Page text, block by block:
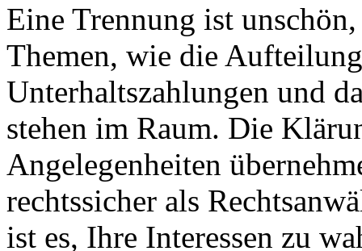
Eine Trennung ist
Themen, wie die
Unterhaltszahlungen und
stehen im Raum. Die
Angelegenheiten
rechtssicher als
ist es, Ihre Interessen zu